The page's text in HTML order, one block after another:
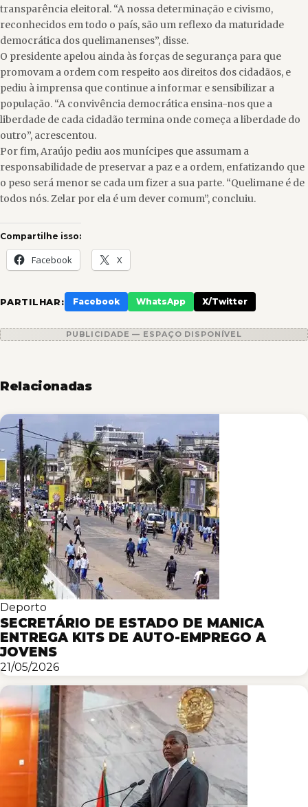
transparência eleitoral. “A nossa determinação e civismo,
reconhecidos em todo o país, são um reflexo da maturidade
democrática dos quelimanenses”, disse.
O presidente apelou ainda às forças de segurança para que
promovam a ordem com respeito aos direitos dos cidadãos, e
pediu à imprensa que continue a informar e sensibilizar a
população. “A convivência democrática ensina-nos que a
liberdade de cada cidadão termina onde começa a liberdade do
outro”, acrescentou.
Por fim, Araújo pediu aos munícipes que assumam a
responsabilidade de preservar a paz e a ordem, enfatizando que
o peso será menor se cada um fizer a sua parte. “Quelimane é de
todos nós. Zelar por ela é um dever comum”, concluiu.
Compartilhe isso:
Facebook X
PARTILHAR: Facebook WhatsApp X/Twitter
PUBLICIDADE — ESPAÇO DISPONÍVEL
Relacionadas
Deporto
SECRETÁRIO DE ESTADO DE MANICA
ENTREGA KITS DE AUTO-EMPREGO A
JOVENS
21/05/2026